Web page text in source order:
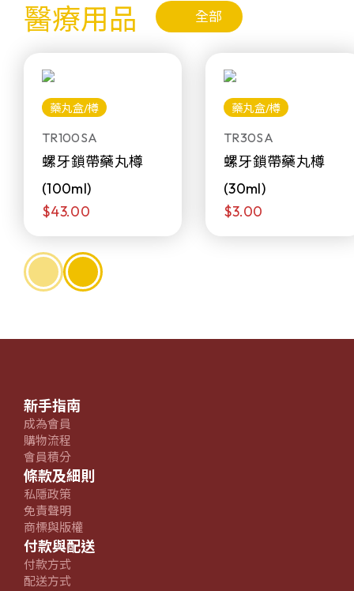
醫療用品 全部
藥丸盒/樽
TR100SA
螺牙鎖帶藥丸樽
(100ml)
$43.00
藥丸盒/樽
TR30SA
螺牙鎖帶藥丸樽
(30ml)
$3.00
新手指南
成為會員
購物流程
會員積分
條款及細則
私隱政策
免責聲明
商標與版權
付款與配送
付款方式
配送方式